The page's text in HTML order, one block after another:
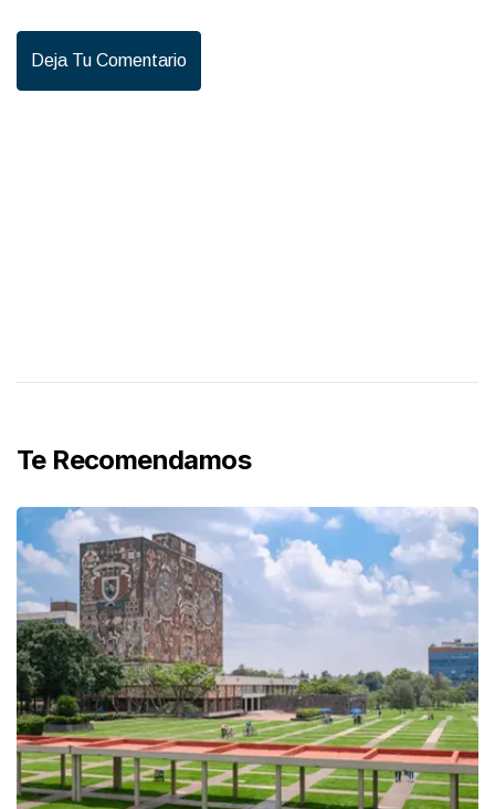
Deja Tu Comentario
Te Recomendamos